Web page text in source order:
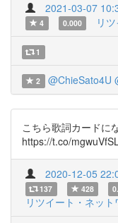
2021-03-07
4 0.000 リ
1
2 @ChieSato4U
こちら歌詞カードに
https://t.co/
2020-12-05
137 428
リツイート・ネッ